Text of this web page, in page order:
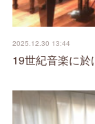
2025.12.30 13:44
19世紀音楽に